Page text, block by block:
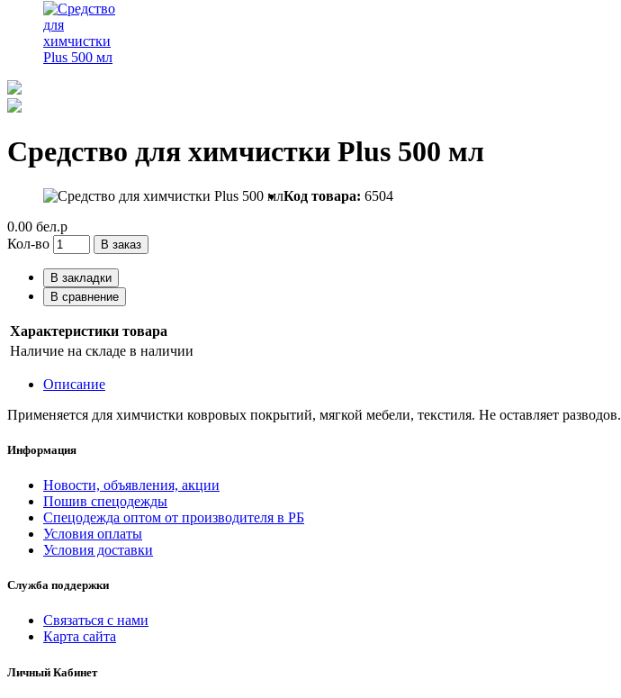
Средство для химчистки Plus 500 мл
Код товара: 6504
0.00 бел.р
Кол-во
В заказ
В закладки
В сравнение
Характеристики товара
Наличие на складе в наличии
Описание
Применяется для химчистки ковровых покрытий, мягкой мебели, текстиля. Не оставляет разводов.
Информация
Новости, объявления, акции
Пошив спецодежды
Спецодежда оптом от производителя в РБ
Условия оплаты
Условия доставки
Служба поддержки
Связаться с нами
Карта сайта
Личный Кабинет